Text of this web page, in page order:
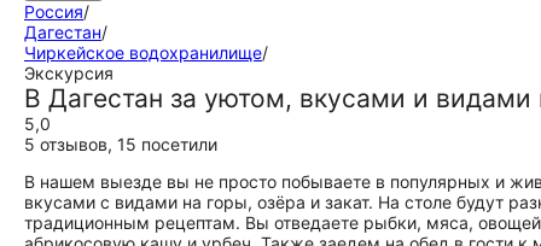
Россия/
Дагестан/
Чиркейское водохранилище/
Экскурсия
В Дагестан за уютом, вкусами и
5,0
5 отзывов, 15 посетили
В нашем выезде вы не просто побываете в популярных и
вкусами с видами на горы, озёра и закат. На столе будут
традиционным рецептам. Вы отведаете рыбки, мяса, овощей